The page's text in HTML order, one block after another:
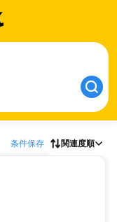
条件保存 関連度順